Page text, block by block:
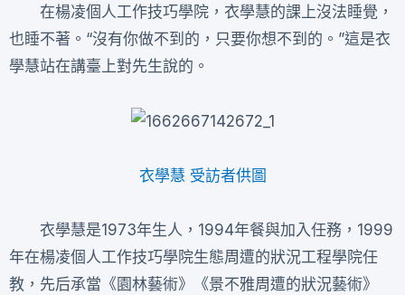
在楊凌個人工作技巧學院，衣學慧的課上沒法睡覺，
也睡不著。“沒有你做不到的，只要你想不到的。”這是衣
學慧站在講臺上對先生說的。
衣學慧 受訪者供圖
衣學慧是1973年生人，1994年餐與加入任務，1999
年在楊凌個人工作技巧學院生態周遭的狀況工程學院任
教，先后承當《園林藝術》《景不雅周遭的狀況藝術》